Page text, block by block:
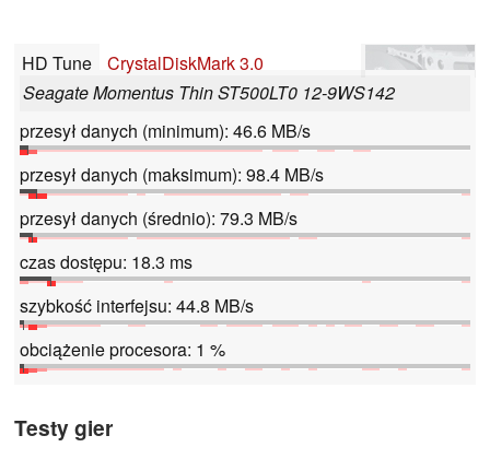
HD Tune
CrystalDiskMark 3.0
Seagate Momentus Thin ST500LT0 12-9WS142
przesył danych (minimum): 46.6 MB/s
przesył danych (maksimum): 98.4 MB/s
przesył danych (średnio): 79.3 MB/s
czas dostępu: 18.3 ms
szybkość interfejsu: 44.8 MB/s
obciążenie procesora: 1 %
Testy gier